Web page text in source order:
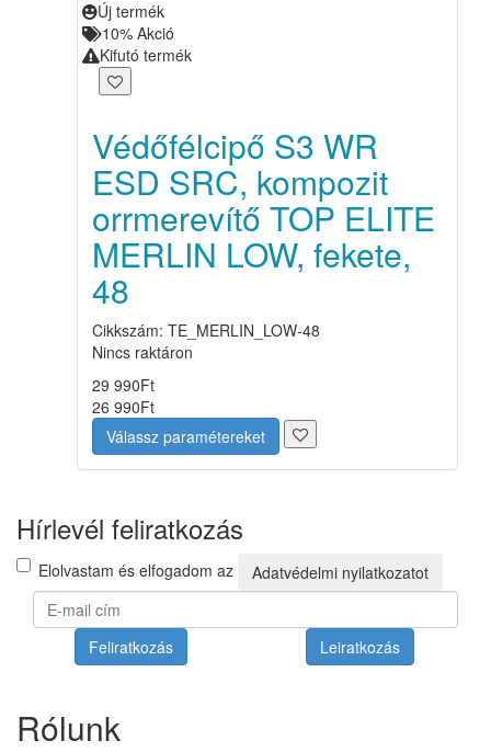
Új termék
10% Akció
Kifutó termék
Védőfélcipő S3 WR
ESD SRC, kompozit
orrmerevítő TOP ELITE
MERLIN LOW, fekete,
48
Cikkszám: TE_MERLIN_LOW-48
Nincs raktáron
29 990Ft
26 990Ft
Válassz paramétereket
Hírlevél feliratkozás
Elolvastam és elfogadom az Adatvédelmi nyilatkozatot
Feliratkozás Leiratkozás
Rólunk